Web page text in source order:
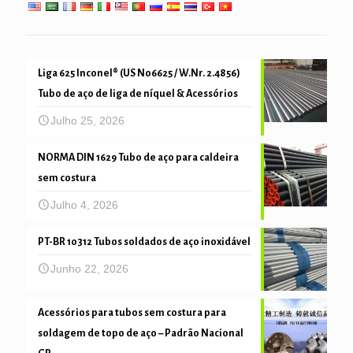
Liga 625 Inconel® (US N06625 / W.Nr. 2.4856)
Tubo de aço de liga de níquel & Acessórios
Julho 25, 2026
NORMA DIN 1629 Tubo de aço para caldeira
sem costura
Julho 4, 2026
PT-BR 10312 Tubos soldados de aço inoxidável
Junho 22, 2026
Acessórios para tubos sem costura para
soldagem de topo de aço – Padrão Nacional